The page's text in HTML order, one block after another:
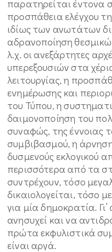
παρατηρείται έντονα
προσπάθεια ελέγχου
ιδίως των ανωτάτων
αδρανοποίηση
λ.χ. οι ανεξάρτητες
υπερεξουσιών στα
λειτουργίας, η
ενημέρωσης και
του Τύπου, η
δαιμονοποίηση του
συναφώς, της έννοιας
συμβιβασμού, η
δυσμενούς εκλογικού
περισσότερα από τα
συντρέχουν, τόσο
δικαιολογείται, τόσο
για μία δημοκρατία.
ανησυχεί και να
πρώτα εκφυλιστικά
είναι αργά.